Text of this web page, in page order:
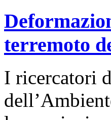
terremoto
I ricercatori